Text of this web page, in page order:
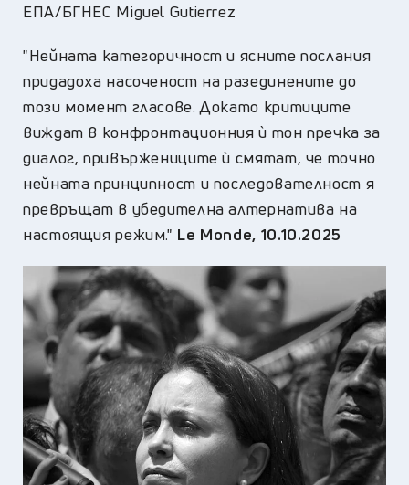
ЕПА/БГНЕС Miguel Gutierrez
"Нейната категоричност и ясните послания
придадоха насоченост на разединените до
този момент гласове. Докато критиците
виждат в конфронтационния ѝ тон пречка за
диалог, привържениците ѝ смятат, че точно
нейната принципност и последователност я
превръщат в убедителна алтернатива на
настоящия режим." Le Monde, 10.10.2025